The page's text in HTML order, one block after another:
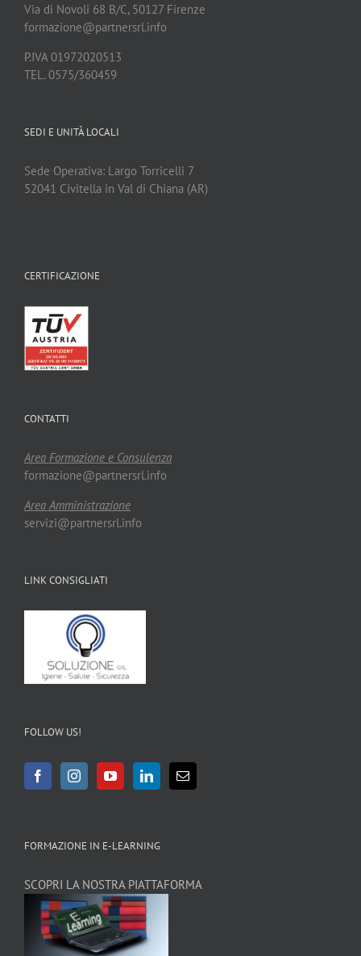
Via di Novoli 68 B/C, 50127 Firenze
formazione@partnersrl.info
P.IVA 01972020513
TEL. 0575/360459
SEDI E UNITÀ LOCALI
Sede Operativa: Largo Torricelli 7
52041 Civitella in Val di Chiana (AR)
CERTIFICAZIONE
CONTATTI
Area Formazione e Consulenza
formazione@partnersrl.info
Area Amministrazione
servizi@partnersrl.info
LINK CONSIGLIATI
FOLLOW US!
FORMAZIONE IN E-LEARNING
SCOPRI LA NOSTRA PIATTAFORMA